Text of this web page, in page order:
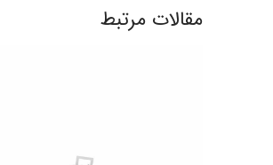
مقالات مرتبط